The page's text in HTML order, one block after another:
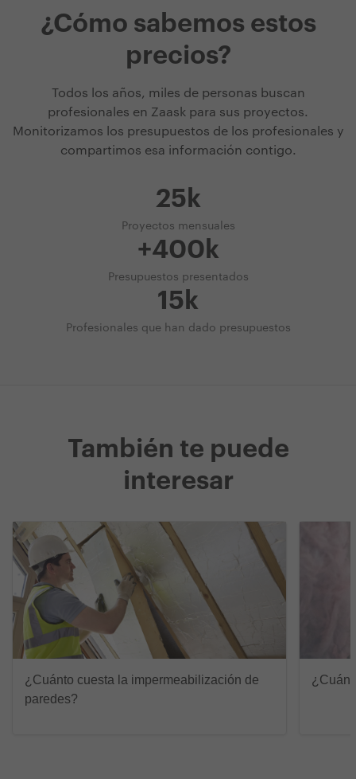
¿Cómo sabemos estos
precios?
Todos los años, miles de personas buscan
profesionales en Zaask para sus proyectos.
Monitorizamos los presupuestos de los profesionales y
compartimos esa información contigo.
25k
Proyectos mensuales
+400k
Presupuestos presentados
15k
Profesionales que han dado presupuestos
También te puede
interesar
¿Cuánto cuesta la impermeabilización de
paredes?